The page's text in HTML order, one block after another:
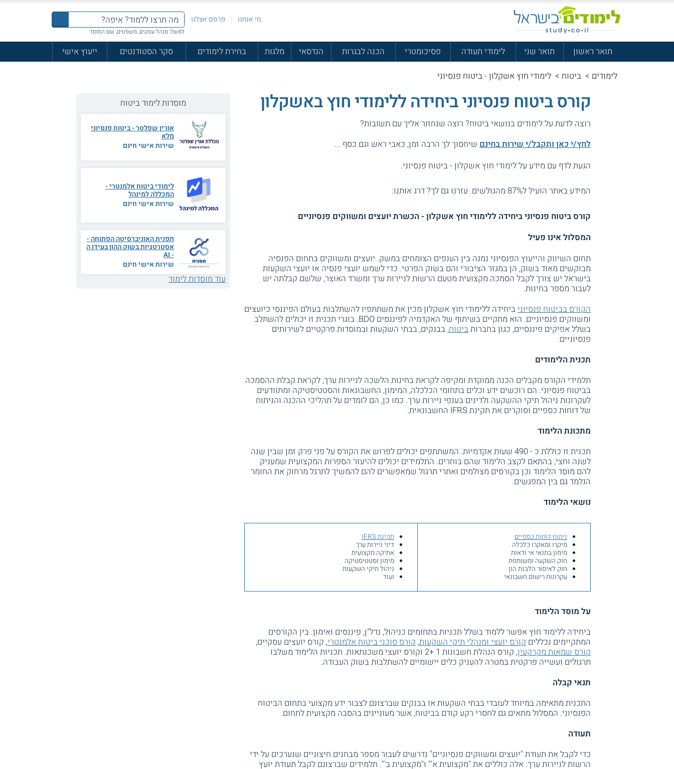
מי אנחנו פרסם אצלנו
למשל: מנהל עסקים, משפטים, שם המוסד
תואר ראשון תואר שני לימודי תעודה פסיכומטרי הכנה לבגרות הנדסאי מלגות בחירת לימודים סקר הסטודנטים
ייעוץ אישי
לימודים > ביטוח > לימודי חוץ אשקלון - ביטוח פנסיוני
קורס ביטוח פנסיוני ביחידה ללימודי חוץ באשקלון
רוצה לדעת על לימודים בנושאי ביטוח? רוצה שנחזור אליך עם תשובות?
לחץ/י כאן ותקבל/י שירות בחינם שיחסוך לך הרבה זמן, כאבי ראש וגם כסף ...
הגעת לדף עם מידע על לימודי חוץ אשקלון - ביטוח פנסיוני.
המידע באתר הועיל ל87% מהגולשים.
עזרנו גם לך? דרג אותנו:
קורס ביטוח פנסיוני ביחידה ללימודי חוץ אשקלון - הכשרת יועצים ומשווקים פנסיוניים
המסלול אינו פעיל
תחום השיווק והייעוץ הפנסיוני נמנה בין הענפים הצומחים במשק. יועצים ומשווקים בתחום הפנסיה
מבוקשים מאוד בשוק, הן במגזר הציבורי והם בשוק הפרטי. כדי לשמש יועצי פנסיה או יועצי השקעות
בישראל יש צורך לקבל הסמכה מקצועית מטעם הרשות לניירות ערך ומשרד האוצר, שלשם קבלתה יש
לעבור מספר בחינות.
הקורס בביטוח פנסיוניביחידה ללימודי חוץ אשקלון מכין את משתתפיו להשתלבות בעולם הפיננסי כיועצים
ומשווקים פנסיוניים. הוא מתקיים בשיתוף של האקדמיה לפיננסים BDO. בוגרי תכנית זו יכולים להשתלב
בשלל אפיקים פיננסיים, כגון בחברותביטוח, בבנקים, בבתי השקעות ובמוסדות פרקטיים לשירותים
פנסיוניים.
תכנית הלימודים
תלמידי הקורס מקבלים הכנה ממוקדת ומקיפה לקראת בחינות הלשכה לניירות ערך, לקראת קבלת ההסמכה
בביטוח פנסיוני. הם רוכשים ידע וכלים בתחומי הכלכלה, המימון, החשבונאות והסטטיסטיקה ומתוודעים
לעקרונות ניהול תיקי ההשקעה ולדינים בענפי ניירות ערך. כמו כן, הם לומדים על תהליכי ההכנה והניתוח
של דוחות כספיים וסוקרים את תקינת IFRS החשבונאית.
מתכונת הלימוד
תכנית זו כוללת כ - 490 שעות אקדמיות. המשתתפים יכולים לפרוש את הקורס על פני פרק זמן שבין שנה
לשנה וחצי, בהתאם לקצב הלימוד שהם בוחרים. התלמידים יכולים להיעזר הספרות המקצועית שמעניק
להם מוסד הלימוד וכן בקורסים מצולמים ואתרי תרגול שמאפשרים להם להמשיך לתרגל מרחוק את החומר
הנלמד גם בין המפגשים.
נושאי הלימוד
ניתוח דוחות כספיים
מיקרו ומאקרו כלכלה
מימון בתנאי אי ודאות
חוק השקעה ומשותפת
חוק לאיסור הלבנת הון
עקרונות רישום חשבונאי
תקינת IFRS
דיני ניירות ערך
אתיקה מקצועית
מימון וסטטיסטיקה
ניהול תיקי השקעות
ועוד
על מוסד הלימוד
ביחידה ללימוד חוץ אפשר ללמוד בשלל תכניות בתחומים כניהול, נדל"ן, פיננסים ואימון. בין הקורסים
המתקיימים נכללים קורס יועצי ומנהלי תיקי השקעות, קורס סוכני ביטוח אלמנטרי, קורס יועצים עסקיים,
קורס שמאות מקרקעין
, קורס הנהלת חשבונות 1 +2 וקורס יועצי משכנתאות. תכניות הלימוד משלבו
תרגולים ועשייה פרקטית במטרה להעניק כלים יישומיים להשתלבות בשוק העבודה.
תנאי קבלה
התכנית מתאימה במיוחד לעובדי בבתי השקעות או בבנקים שברצונם לצבור ידע מקצועי בתחום הביטוח
הפנסיוני. המסלול מתאים גם לחסרי רקע קודם בביטוח, אשר מעוניינים בהסבה מקצועית לתחום.
תעודה
כדי לקבל את תעודת "יועצים ומשווקים פנסיוניים" נדרשים לעבור מספר מבחנים חיצוניים שנערכים על ידי
הרשות לניירות ערך. אלה כוללים את "מקצועית א'" ו"מקצועית ב'". תלמידים שברצונם לקבל תעודת יועץ
מוסדות לימוד ביטוח
אורין שפלטר - ביטוח פנסיוני
מלא
שירות אישי חינם
לימודי ביטוח אלמנטרי -
המכללה למינהל
שירות אישי חינם
תפנית האוניברסיטה הפתוחה -
אסטרטגיות בשוק ההון בעידן ה
- AI
שירות אישי חינם
עוד מוסדות לימוד